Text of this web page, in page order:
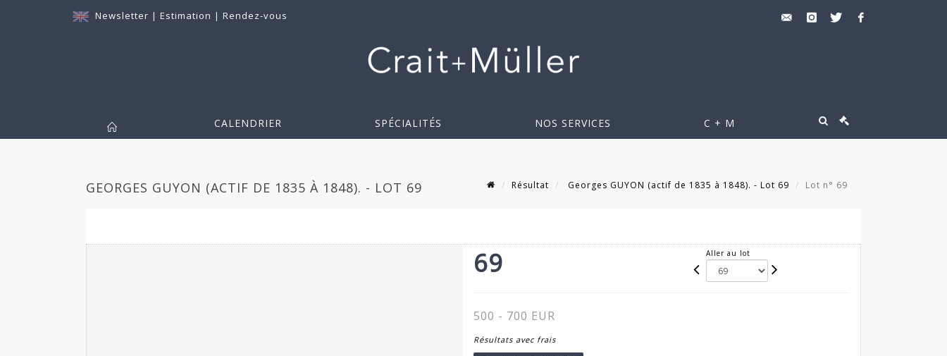
Newsletter | Estimation | Rendez-vous
CALENDRIER SPÉCIALITÉS NOS SERVICES C + M
GEORGES GUYON (ACTIF DE 1835 À 1848). - LOT 69 Résultat Georges GUYON (actif de 1835 à 1848). - Lot 69 Lot n° 69
69 Aller au lot
500 - 700 EUR
Résultats avec frais